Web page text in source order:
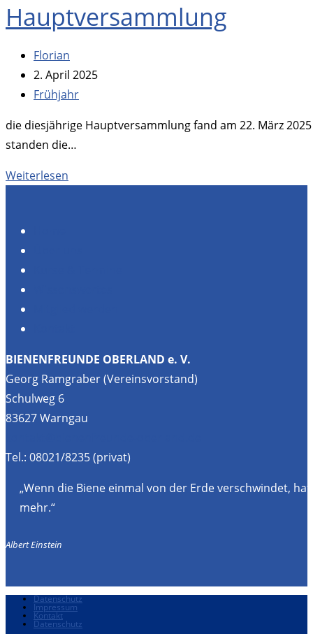
Hauptversammlung
Beitrags-
Autor:
Florian
Beitrag
veröffentlicht:
2. April 2025
Beitrags-
Frühjahr
die diesjährige Hauptversammlung fand am 22. März
standen die…
Weiterlesen
BIENENFREUNDE OBERLAND e. V.
Georg Ramgraber (Vereinsvorstand)
Schulweg 6
83627 Warngau
Tel.: 08021/8235 (privat)
„Wenn die Biene einmal von der Erde verschwindet,
mehr.“
Albert Einstein
Datenschutz
Impressum
Kontakt
Datenschutz